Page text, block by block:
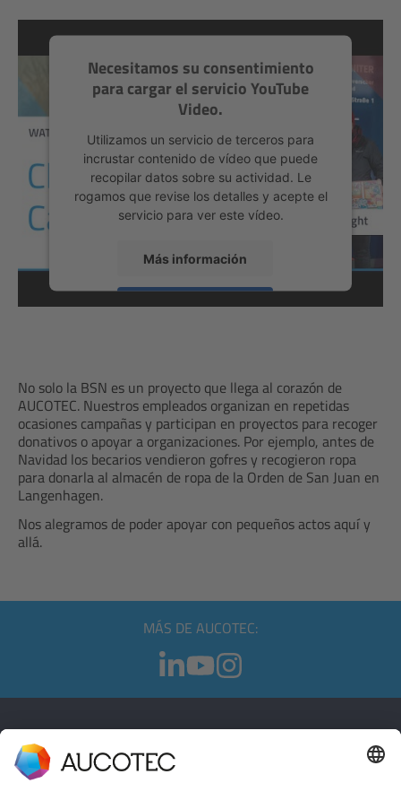
Necesitamos su consentimiento
para cargar el servicio YouTube
Video.
Utilizamos un servicio de terceros para
incrustar contenido de vídeo que puede
recopilar datos sobre su actividad. Le
rogamos que revise los detalles y acepte el
servicio para ver este vídeo.
Más información
Aceptar
No solo la BSN es un proyecto que llega al corazón de
AUCOTEC. Nuestros empleados organizan en repetidas
ocasiones campañas y participan en proyectos para recoger
donativos o apoyar a organizaciones. Por ejemplo, antes de
Navidad los becarios vendieron gofres y recogieron ropa
para donarla al almacén de ropa de la Orden de San Juan en
Langenhagen.
Nos alegramos de poder apoyar con pequeños actos aquí y
allá.
MÁS DE AUCOTEC:
CONTACTO